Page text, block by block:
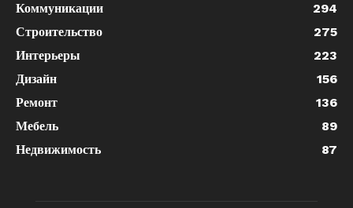
Коммуникации
294
Строительство
275
Интерьеры
223
Дизайн
156
Ремонт
136
Мебель
89
Недвижимость
87